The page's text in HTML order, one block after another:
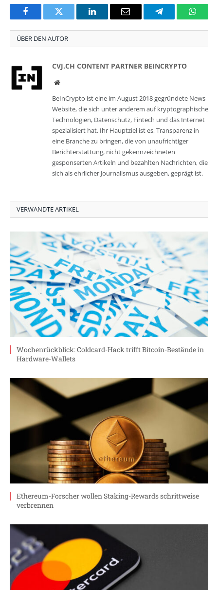
FacebookTwitter LinkedInEmail Telegram
ÜBER DEN AUTOR
CVJ.CH CONTENT PARTNER BEINCRYPTO
Website
BeInCrypto ist eine im August 2018 gegründete News-
Website, die sich unter anderem auf kryptographische
Technologien, Datenschutz, Fintech und das Internet
spezialisiert hat. Ihr Hauptziel ist es, Transparenz in
eine Branche zu bringen, die von unaufrichtiger
Berichterstattung, nicht gekennzeichneten
gesponserten Artikeln und bezahlten Nachrichten, die
sich als ehrlicher Journalismus ausgeben, geprägt ist.
VERWANDTE ARTIKEL
Wochenrückblick: Coldcard-Hack trifft Bitcoin-Bestände in
Hardware-Wallets
Ethereum-Forscher wollen Staking-Rewards schrittweise
verbrennen